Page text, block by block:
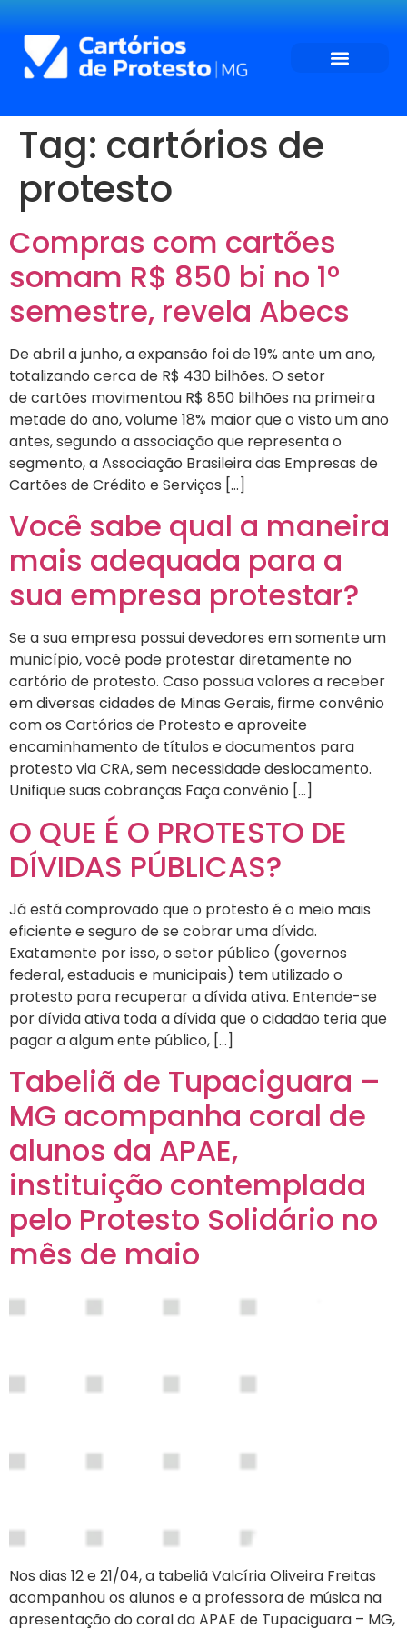
Tag: cartórios de
protesto
Compras com cartões
somam R$ 850 bi no 1º
semestre, revela Abecs
De abril a junho, a expansão foi de 19% ante um ano,
totalizando cerca de R$ 430 bilhões. O setor
de cartões movimentou R$ 850 bilhões na primeira
metade do ano, volume 18% maior que o visto um ano
antes, segundo a associação que representa o
segmento, a Associação Brasileira das Empresas de
Cartões de Crédito e Serviços […]
Você sabe qual a maneira
mais adequada para a
sua empresa protestar?
Se a sua empresa possui devedores em somente um
município, você pode protestar diretamente no
cartório de protesto. Caso possua valores a receber
em diversas cidades de Minas Gerais, firme convênio
com os Cartórios de Protesto e aproveite
encaminhamento de títulos e documentos para
protesto via CRA, sem necessidade deslocamento.
Unifique suas cobranças Faça convênio […]
O QUE É O PROTESTO DE
DÍVIDAS PÚBLICAS?
Já está comprovado que o protesto é o meio mais
eficiente e seguro de se cobrar uma dívida.
Exatamente por isso, o setor público (governos
federal, estaduais e municipais) tem utilizado o
protesto para recuperar a dívida ativa. Entende-se
por dívida ativa toda a dívida que o cidadão teria que
pagar a algum ente público, […]
Tabeliã de Tupaciguara –
MG acompanha coral de
alunos da APAE,
instituição contemplada
pelo Protesto Solidário no
mês de maio
Nos dias 12 e 21/04, a tabeliã Valcíria Oliveira Freitas
acompanhou os alunos e a professora de música na
apresentação do coral da APAE de Tupaciguara – MG,